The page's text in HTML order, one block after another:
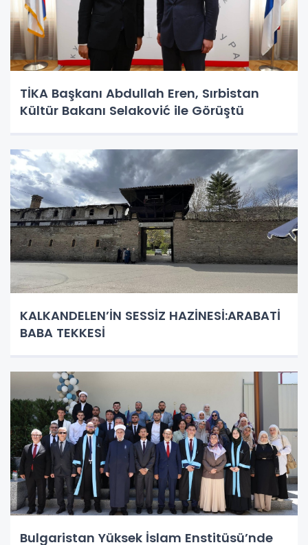
TİKA Başkanı Abdullah Eren, Sırbistan
Kültür Bakanı Selaković ile Görüştü
KALKANDELEN’İN SESSİZ HAZİNESİ:ARABATİ
BABA TEKKESİ
Bulgaristan Yüksek İslam Enstitüsü’nde